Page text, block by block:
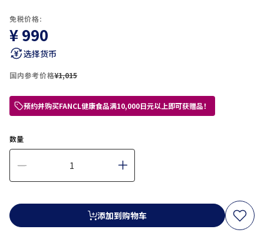
免税价格:
¥ 990
选择货币
国内参考价格¥1,015
预约并购买FANCL健康食品满10,000日元以上即可获赠品！
数量
添加到购物车